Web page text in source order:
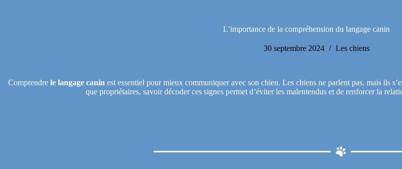
L’importance de la compréhension du langage canin
30 septembre 2024 Les chiens
Comprendre le langage caninest essentiel pour mieux communiquer avec son chien. Les chiens ne parlent pas, mais ils
que propriétaires, savoir décoder ces signes permet d’éviter les malentendus et de renforcer la